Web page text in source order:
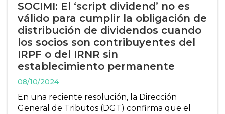
SOCIMI: El ‘script dividend’ no es
válido para cumplir la obligación de
distribución de dividendos cuando
los socios son contribuyentes del
IRPF o del IRNR sin
establecimiento permanente
08/10/2024
En una reciente resolución, la Dirección
General de Tributos (DGT) confirma que el